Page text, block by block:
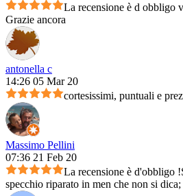
La recensione è d obbligo
Grazie ancora
antonella c
14:26 05 Mar 20
cortesissimi, puntuali e
Massimo Pellini
07:36 21 Feb 20
La recensione è d'obbligo
specchio riparato in men che non si